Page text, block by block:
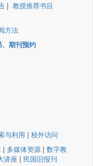
| 教授推荐书目
方法
期刊预约
与利用 | 校外访问
| 多媒体资源 | 数字教
讲座 | 民国旧报刊